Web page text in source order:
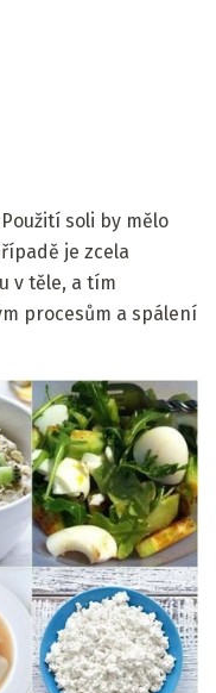
soli by mělo
je zcela
v těle, a tím
procesům a spálení